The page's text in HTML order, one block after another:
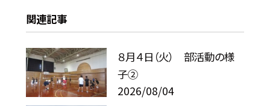
関連記事
８月４日（火） 部活動の様
子②
2026/08/04